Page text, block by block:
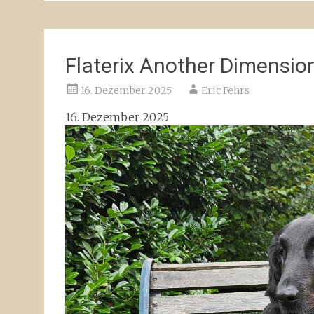
Flaterix Another
16. Dezember 2025 Eric Fehrs
16. Dezember 2025